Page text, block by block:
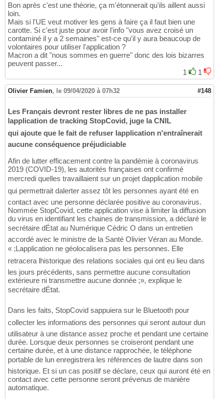
Bon après c'est une théorie, ça m'étonnerait qu'ils aillent aussi
loin.
Mais si l'UE veut motiver les gens à faire ça il faut bien une
carotte. Si c'est juste pour avoir l'info "vous avez croisé un
contaminé il y a 2 semaines" est-ce qu'il y aura beaucoup de
volontaires pour utiliser l'application ?
Macron a dit "nous sommes en guerre" donc des lois bizarres
peuvent passer...
1
1
Olivier Famien, le 09/04/2020 à 07h32 #148
Les Français devront rester libres de ne pas installer
lapplication de tracking StopCovid, juge la CNIL
qui ajoute que le fait de refuser lapplication n'entraînerait
aucune conséquence préjudiciable
Afin de lutter efficacement contre la pandémie à coronavirus
2019 (COVID-19), les autorités françaises ont confirmé
mercredi quelles travaillaient sur un projet dapplication mobile
qui permettrait dalerter assez tôt les personnes ayant été en
contact avec une personne déclarée positive au coronavirus.
Nommée StopCovid, cette application vise à limiter la diffusion
du virus en identifiant les chaines de transmission, a déclaré le
secrétaire dÉtat au Numérique Cédric O dans un entretien
accordé avec le ministre de la Santé Olivier Véran au Monde.
« ;Lapplication ne géolocalisera pas les personnes. Elle
retracera lhistorique des relations sociales qui ont eu lieu dans
les jours précédents, sans permettre aucune consultation
extérieure ni transmettre aucune donnée ;», explique le
secrétaire dÉtat.
Dans les faits, StopCovid sappuiera sur le Bluetooth pour
collecter les informations des personnes qui seront autour dun
utilisateur à une distance assez proche et pendant une certaine
durée. Lorsque deux personnes se croiseront pendant une
certaine durée, et à une distance rapprochée, le téléphone
portable de lun enregistrera les références de lautre dans son
historique. Et si un cas positif se déclare, ceux qui auront été en
contact avec cette personne seront prévenus de manière
automatique.